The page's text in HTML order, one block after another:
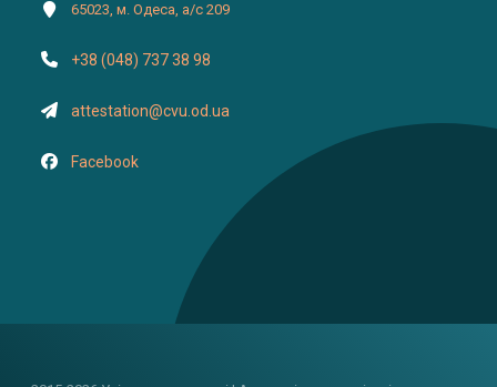
65023, м. Одеса, а/с 209
+38 (048) 737 38 98
attestation@cvu.od.ua
Facebook